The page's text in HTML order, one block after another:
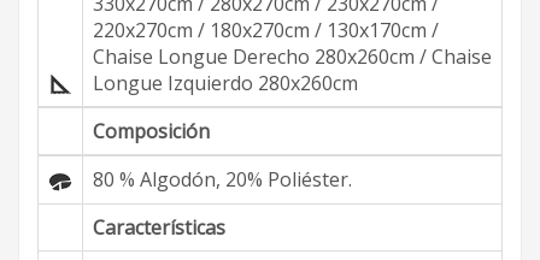
220x270cm / 180x270cm / 130x170cm /
Chaise Longue Derecho 280x260cm / Chaise
Longue Izquierdo 280x260cm
Composición
80 % Algodón, 20% Poliéster.
Características